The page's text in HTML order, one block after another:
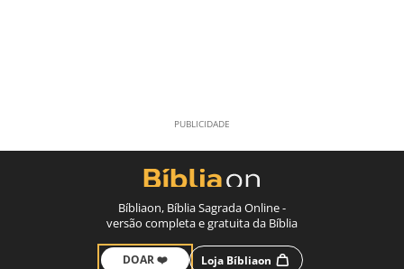
Bíbliaon, Bíblia Sagrada Online -
versão completa e gratuita da Bíblia
DOAR ❤️ Loja Bíbliaon